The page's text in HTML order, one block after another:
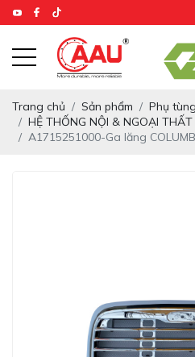
Trang chủ Sản phẩm
Phụ
HỆ THỐNG NỘI & NGOẠI THẤT
A1715251000-Ga lăng